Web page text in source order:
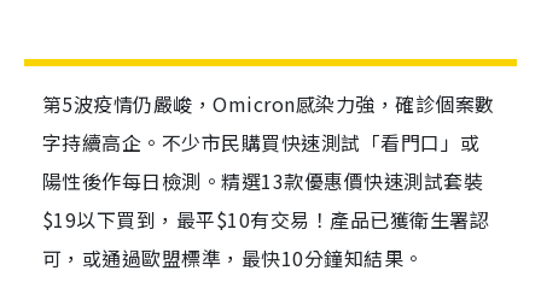
第5波疫情仍嚴峻，Omicron感染力強，確診個案數
字持續高企。不少市民購買快速測試「看門口」或
陽性後作每日檢測。精選13款優惠價快速測試套裝
$19以下買到，最平$10有交易！產品已獲衛生署認
可，或通過歐盟標準，最快10分鐘知結果。